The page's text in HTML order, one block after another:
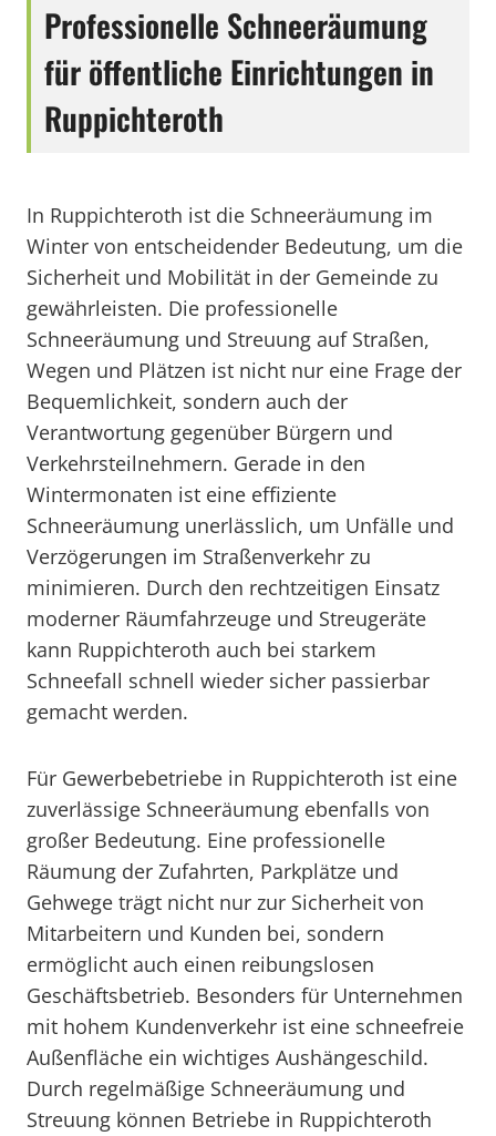
Professionelle Schneeräumung
für öffentliche Einrichtungen in
Ruppichteroth
In Ruppichteroth ist die Schneeräumung im
Winter von entscheidender Bedeutung, um die
Sicherheit und Mobilität in der Gemeinde zu
gewährleisten. Die professionelle
Schneeräumung und Streuung auf Straßen,
Wegen und Plätzen ist nicht nur eine Frage der
Bequemlichkeit, sondern auch der
Verantwortung gegenüber Bürgern und
Verkehrsteilnehmern. Gerade in den
Wintermonaten ist eine effiziente
Schneeräumung unerlässlich, um Unfälle und
Verzögerungen im Straßenverkehr zu
minimieren. Durch den rechtzeitigen Einsatz
moderner Räumfahrzeuge und Streugeräte
kann Ruppichteroth auch bei starkem
Schneefall schnell wieder sicher passierbar
gemacht werden.
Für Gewerbebetriebe in Ruppichteroth ist eine
zuverlässige Schneeräumung ebenfalls von
großer Bedeutung. Eine professionelle
Räumung der Zufahrten, Parkplätze und
Gehwege trägt nicht nur zur Sicherheit von
Mitarbeitern und Kunden bei, sondern
ermöglicht auch einen reibungslosen
Geschäftsbetrieb. Besonders für Unternehmen
mit hohem Kundenverkehr ist eine schneefreie
Außenfläche ein wichtiges Aushängeschild.
Durch regelmäßige Schneeräumung und
Streuung können Betriebe in Ruppichteroth